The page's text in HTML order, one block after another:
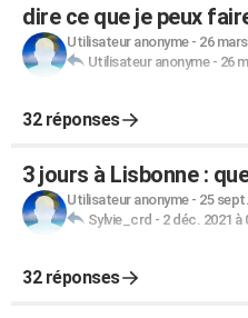
dire ce que je peux
Utilisateur anonyme- 26
Utilisateur anonyme- 26
32 réponses
3 jours à Lisbonne :
Utilisateur anonyme- 25
Sylvie_crd - 2 déc. 2021 à
32 réponses